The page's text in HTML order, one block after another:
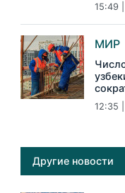
15:49
МИР
12:35
Другие новости